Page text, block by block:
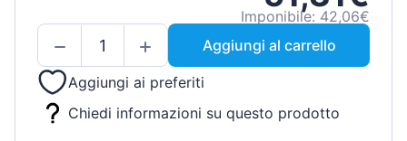
Imponibile: 42,06€
Aggiungi al carrello
Aggiungi ai preferiti
Chiedi informazioni su questo prodotto